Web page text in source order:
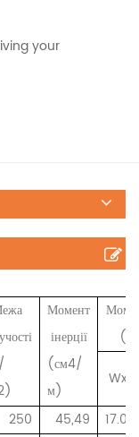
your
Момент
інерції
(см4/
м)
Wx1
250 45,49
17.08